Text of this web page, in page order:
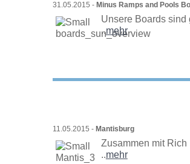
31.05.2015 - Minus Ramps and Pools
Unsere Boards sind
..mehr
11.05.2015 - Mantisburg
Zusammen mit Rich
..mehr